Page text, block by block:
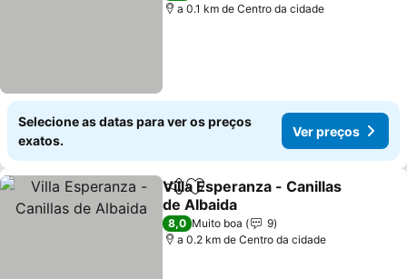
a 0.1 km de Centro da cidade
Selecione as datas para ver os preços
exatos.
Ver preços
PartilharAdicionar aos favoritos
Villa Esperanza - Canillas
de Albaida
8,0 Muito boa
9
a 0.2 km de Centro da cidade